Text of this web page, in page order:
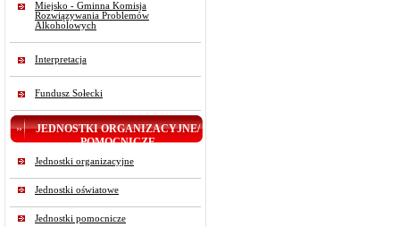
Miejsko - Gminna Komisja
Rozwiązywania Problemów
Alkoholowych
Interpretacja
Fundusz Sołecki
JEDNOSTKI ORGANIZACYJNE/
POMOCNICZE
Jednostki organizacyjne
Jednostki oświatowe
Jednostki pomocnicze